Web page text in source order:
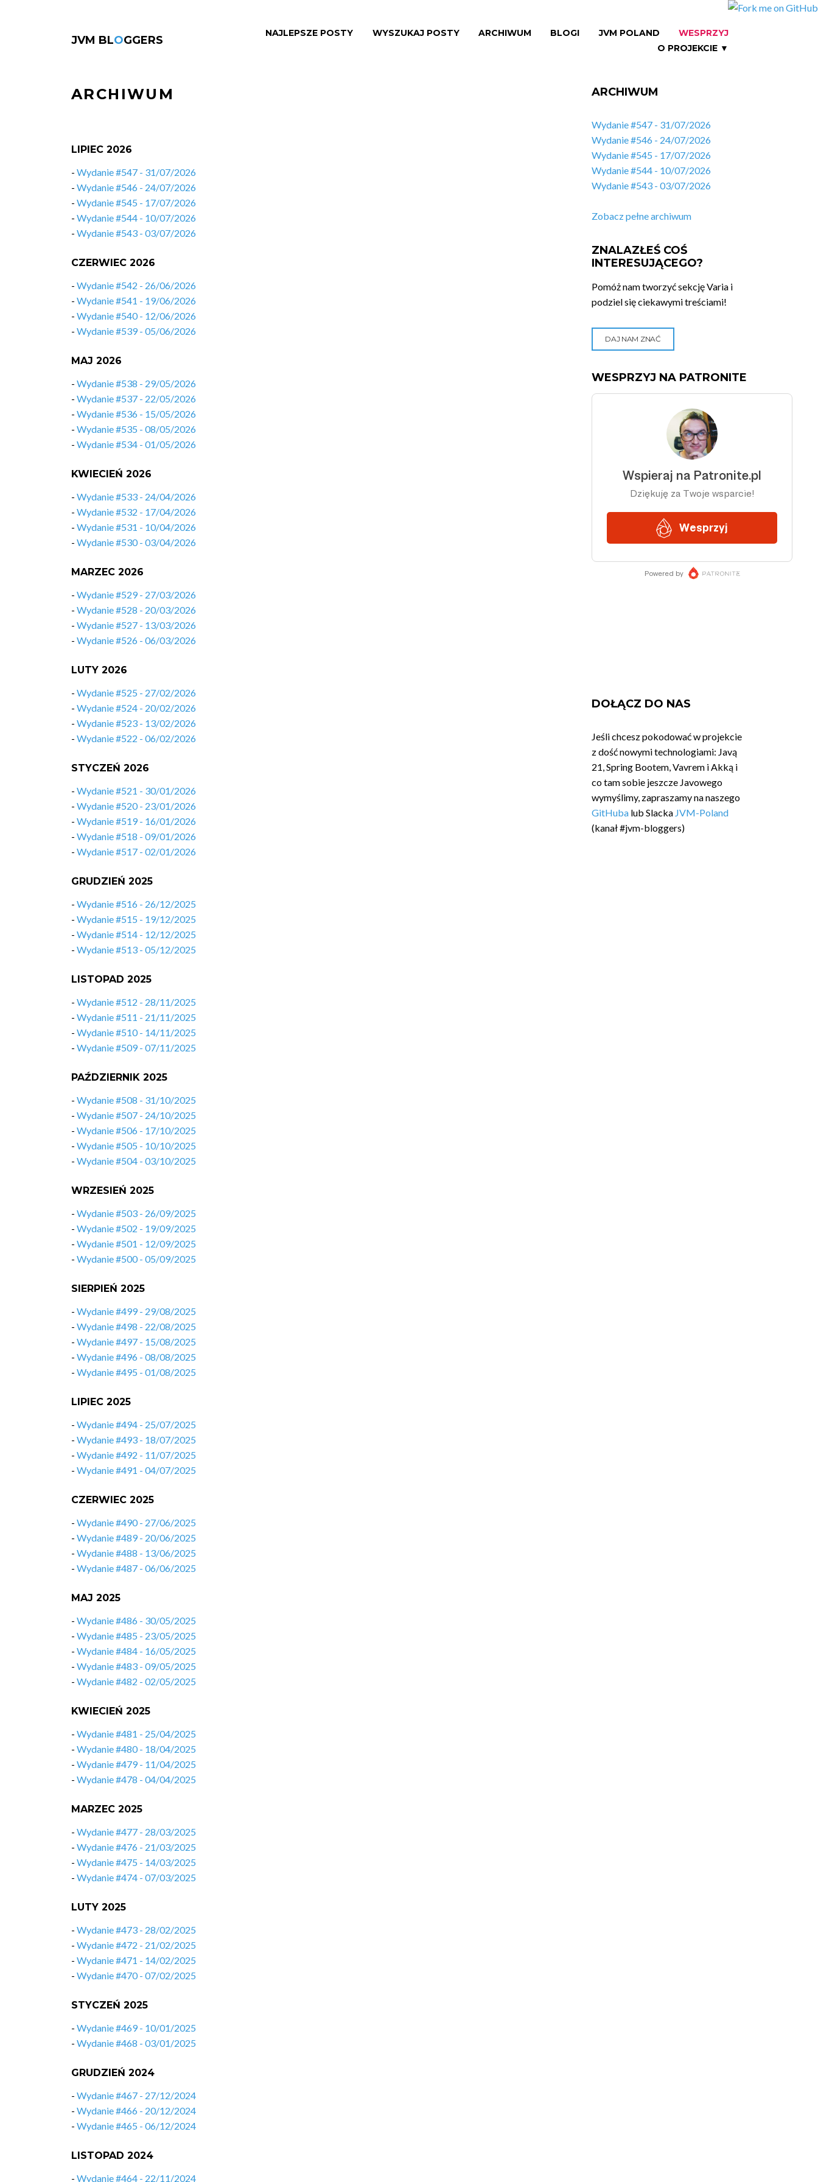
JVM BLOGGERS
NAJLEPSZE POSTY WYSZUKAJ POSTY ARCHIWUM BLOGI JVM POLAND
WESPRZYJ
O PROJEKCIE ▼
ARCHIWUM
LIPIEC 2026
- Wydanie #547 - 31/07/2026
- Wydanie #546 - 24/07/2026
- Wydanie #545 - 17/07/2026
- Wydanie #544 - 10/07/2026
- Wydanie #543 - 03/07/2026
CZERWIEC 2026
- Wydanie #542 - 26/06/2026
- Wydanie #541 - 19/06/2026
- Wydanie #540 - 12/06/2026
- Wydanie #539 - 05/06/2026
MAJ 2026
- Wydanie #538 - 29/05/2026
- Wydanie #537 - 22/05/2026
- Wydanie #536 - 15/05/2026
- Wydanie #535 - 08/05/2026
- Wydanie #534 - 01/05/2026
KWIECIEŃ 2026
- Wydanie #533 - 24/04/2026
- Wydanie #532 - 17/04/2026
- Wydanie #531 - 10/04/2026
- Wydanie #530 - 03/04/2026
MARZEC 2026
- Wydanie #529 - 27/03/2026
- Wydanie #528 - 20/03/2026
- Wydanie #527 - 13/03/2026
- Wydanie #526 - 06/03/2026
LUTY 2026
- Wydanie #525 - 27/02/2026
- Wydanie #524 - 20/02/2026
- Wydanie #523 - 13/02/2026
- Wydanie #522 - 06/02/2026
STYCZEŃ 2026
- Wydanie #521 - 30/01/2026
- Wydanie #520 - 23/01/2026
- Wydanie #519 - 16/01/2026
- Wydanie #518 - 09/01/2026
- Wydanie #517 - 02/01/2026
GRUDZIEŃ 2025
- Wydanie #516 - 26/12/2025
- Wydanie #515 - 19/12/2025
- Wydanie #514 - 12/12/2025
- Wydanie #513 - 05/12/2025
LISTOPAD 2025
- Wydanie #512 - 28/11/2025
- Wydanie #511 - 21/11/2025
- Wydanie #510 - 14/11/2025
- Wydanie #509 - 07/11/2025
PAŹDZIERNIK 2025
- Wydanie #508 - 31/10/2025
- Wydanie #507 - 24/10/2025
- Wydanie #506 - 17/10/2025
- Wydanie #505 - 10/10/2025
- Wydanie #504 - 03/10/2025
WRZESIEŃ 2025
- Wydanie #503 - 26/09/2025
- Wydanie #502 - 19/09/2025
- Wydanie #501 - 12/09/2025
- Wydanie #500 - 05/09/2025
SIERPIEŃ 2025
- Wydanie #499 - 29/08/2025
- Wydanie #498 - 22/08/2025
- Wydanie #497 - 15/08/2025
- Wydanie #496 - 08/08/2025
- Wydanie #495 - 01/08/2025
LIPIEC 2025
- Wydanie #494 - 25/07/2025
- Wydanie #493 - 18/07/2025
- Wydanie #492 - 11/07/2025
- Wydanie #491 - 04/07/2025
CZERWIEC 2025
- Wydanie #490 - 27/06/2025
- Wydanie #489 - 20/06/2025
- Wydanie #488 - 13/06/2025
- Wydanie #487 - 06/06/2025
MAJ 2025
- Wydanie #486 - 30/05/2025
- Wydanie #485 - 23/05/2025
- Wydanie #484 - 16/05/2025
- Wydanie #483 - 09/05/2025
- Wydanie #482 - 02/05/2025
KWIECIEŃ 2025
- Wydanie #481 - 25/04/2025
- Wydanie #480 - 18/04/2025
- Wydanie #479 - 11/04/2025
- Wydanie #478 - 04/04/2025
MARZEC 2025
- Wydanie #477 - 28/03/2025
- Wydanie #476 - 21/03/2025
- Wydanie #475 - 14/03/2025
- Wydanie #474 - 07/03/2025
LUTY 2025
- Wydanie #473 - 28/02/2025
- Wydanie #472 - 21/02/2025
- Wydanie #471 - 14/02/2025
- Wydanie #470 - 07/02/2025
STYCZEŃ 2025
- Wydanie #469 - 10/01/2025
- Wydanie #468 - 03/01/2025
GRUDZIEŃ 2024
- Wydanie #467 - 27/12/2024
- Wydanie #466 - 20/12/2024
- Wydanie #465 - 06/12/2024
LISTOPAD 2024
- Wydanie #464 - 22/11/2024
ARCHIWUM
Wydanie #547 - 31/07/2026
Wydanie #546 - 24/07/2026
Wydanie #545 - 17/07/2026
Wydanie #544 - 10/07/2026
Wydanie #543 - 03/07/2026
Zobacz pełne archiwum
ZNALAZŁEŚ COŚ
INTERESUJĄCEGO?
Pomóż nam tworzyć sekcję Varia i
podziel się ciekawymi treściami!
DAJ NAM ZNAĆ
WESPRZYJ NA PATRONITE
DOŁĄCZ DO NAS
Jeśli chcesz pokodować w projekcie
z dość nowymi technologiami: Javą
21, Spring Bootem, Vavrem i Akką i
co tam sobie jeszcze Javowego
wymyślimy, zapraszamy na naszego
GitHuba lub Slacka JVM-Poland
(kanał #jvm-bloggers)